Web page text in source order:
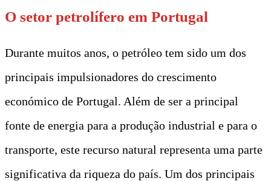
O setor petrolífero em Portugal
Durante muitos anos, o petróleo tem sido um dos
principais impulsionadores do crescimento
económico de Portugal. Além de ser a principal
fonte de energia para a produção industrial e para o
transporte, este recurso natural representa uma parte
significativa da riqueza do país. Um dos principais